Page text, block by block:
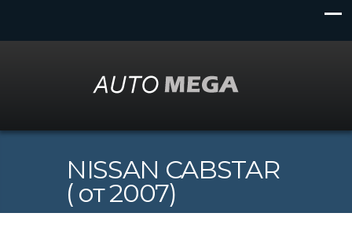
NISSAN CABSTAR
( от 2007)